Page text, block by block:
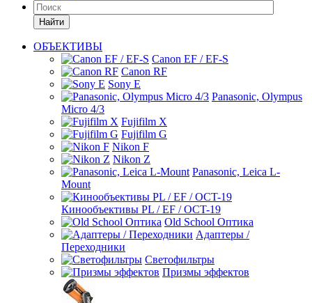
Найти
ОБЪЕКТИВЫ
Canon EF / EF-S
Canon RF
Sony E
Panasonic, Olympus
Micro 4/3
Fujifilm X
Fujifilm G
Nikon F
Nikon Z
Panasonic, Leica L-
Mount
Кинообъективы PL / EF / OCT-19
Old School Оптика
Адаптеры /
Переходники
Светофильтры
Призмы эффектов